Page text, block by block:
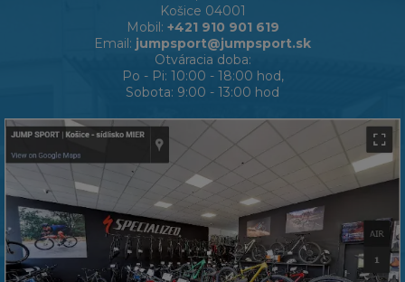
Košice 04001
Mobil: +421 910 901 619
Email: jumpsport@jumpsport.sk
Otváracia doba:
Po - Pi: 10:00 - 18:00 hod,
Sobota: 9:00 - 13:00 hod